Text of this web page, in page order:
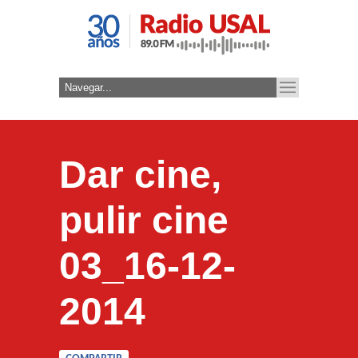
Dar cine,
pulir cine
03_16-12-
2014